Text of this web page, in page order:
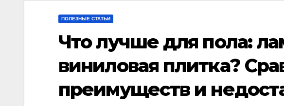
ПОЛЕЗНЫЕ СТАТЬИ
Что лучше для пола:
виниловая плитка?
преимуществ и